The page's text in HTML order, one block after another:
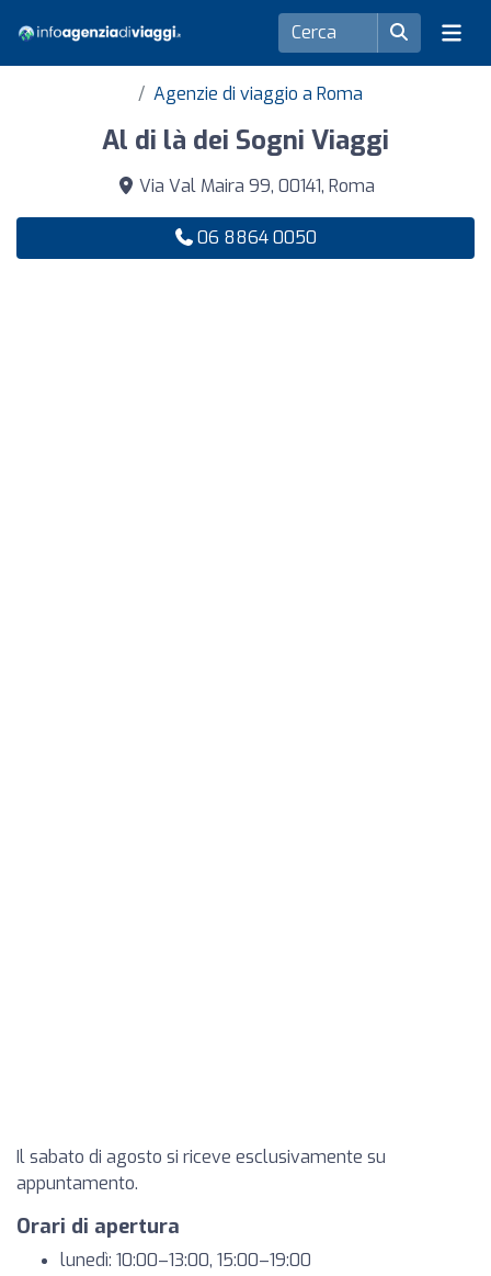
Agenzie di viaggio a Roma
Al di là dei Sogni Viaggi
Via Val Maira 99, 00141, Roma
06 8864 0050
Il sabato di agosto si riceve esclusivamente su
appuntamento.
Orari di apertura
lunedì: 10:00–13:00, 15:00–19:00